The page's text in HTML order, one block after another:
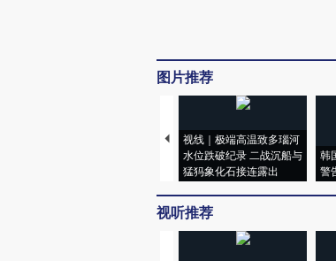
图片推荐
视线｜极端高温致多瑙河
水位跌破纪录 二战沉船与
猛犸象化石接连露出
韩
警
视听推荐